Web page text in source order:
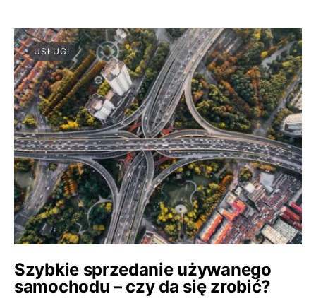
USŁUGI
Szybkie sprzedanie używanego
samochodu – czy da się zrobić?